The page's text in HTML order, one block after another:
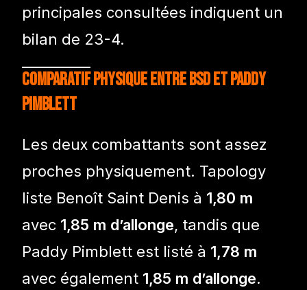
principales consultées indiquent un
bilan de 23-4.
Comparatif physique entre BSD et Paddy
Pimblett
Les deux combattants sont assez
proches physiquement. Tapology
liste Benoît Saint Denis à 1,80 m
avec 1,85 m d’allonge, tandis que
Paddy Pimblett est listé à 1,78 m
avec également 1,85 m d’allonge.